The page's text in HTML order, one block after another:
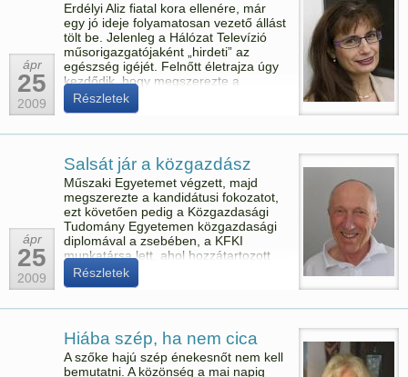
ápr
25
2009
Erdélyi Aliz fiatal kora ellenére, már
egy jó ideje folyamatosan vezető állást
tölt be. Jelenleg a Hálózat Televízió
műsorigazgatójaként „hirdeti” az
egészség igéjét. Felnőtt életrajza úgy
kezdődik, hogy megszerezte a
dietetikus (táplálkozási tanácsadói)
diplomát.
Részletek
ápr
25
2009
Salsát jár a közgazdász
Műszaki Egyetemet végzett, majd
megszerezte a kandidátusi fokozatot,
ezt követően pedig a Közgazdasági
Tudomány Egyetemen közgazdasági
diplomával a zsebében, a KFKI
munkatársa lett, ahol hozzátartozott
többek között az egészségügy
területe.
Részletek
Hiába szép, ha nem cica
A szőke hajú szép énekesnőt nem kell
bemutatni. A közönség a mai napig